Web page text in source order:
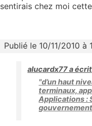
sentirais chez moi
Publié le 10/11/2010 à
alucardx77 a écrit
"d’un haut
terminaux,
Applications :